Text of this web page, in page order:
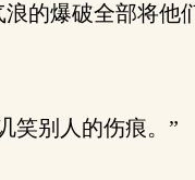
的爆破全部将他
笑别人的伤痕。”